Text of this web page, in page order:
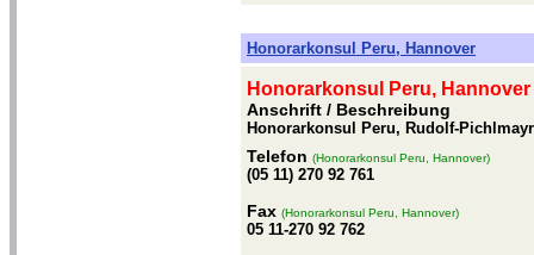
Honorarkonsul Peru, Hannover
Honorarkonsul Peru, Hannover
Anschrift / Beschreibung
Honorarkonsul Peru, Rudolf-
Telefon (Honorarkonsul Peru, Hannover)
(05 11) 270 92 761
Fax (Honorarkonsul Peru, Hannover)
05 11-270 92 762